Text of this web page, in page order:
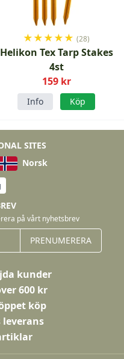
★★★★★ (28)
Helikon Tex Tarp Stakes
4st
159 kr
Info Köp
SITES
Norsk
på vårt nyhetsbrev
PRENUMERERA
kunder
600 kr
köp
leverans